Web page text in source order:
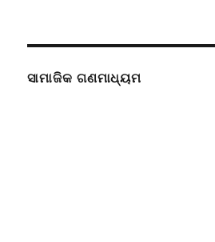
ସାମାଜିକ ଗଣମାଧ୍ୟମ